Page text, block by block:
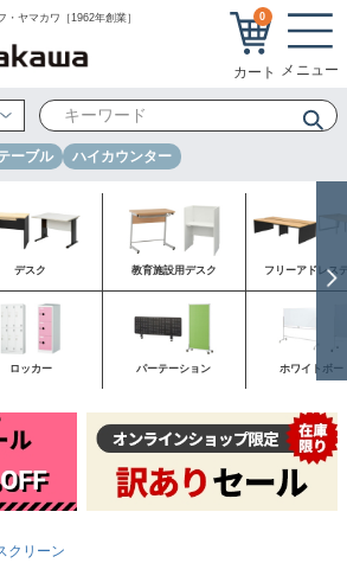
ヤマカワ［1962年創業］ 0
ーブル ハイカウンター
デスク 教育施設用デスク フリーアドレス
ロッカー パーテーション ホワイトボー
クリーン